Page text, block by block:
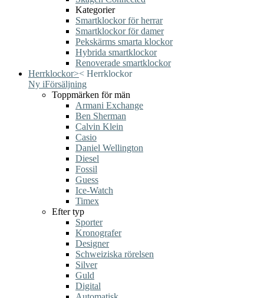
Kategorier
Smartklockor för herrar
Smartklockor för damer
Pekskärms smarta klockor
Hybrida smartklockor
Renoverade smartklockor
Herrklockor>< Herrklockor
Ny iFörsäljning
Toppmärken för män
Armani Exchange
Ben Sherman
Calvin Klein
Casio
Daniel Wellington
Diesel
Fossil
Guess
Ice-Watch
Timex
Efter typ
Sporter
Kronografer
Designer
Schweiziska rörelsen
Silver
Guld
Digital